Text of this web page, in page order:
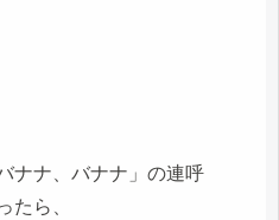
ナナ、バナナ」の連呼
たら、